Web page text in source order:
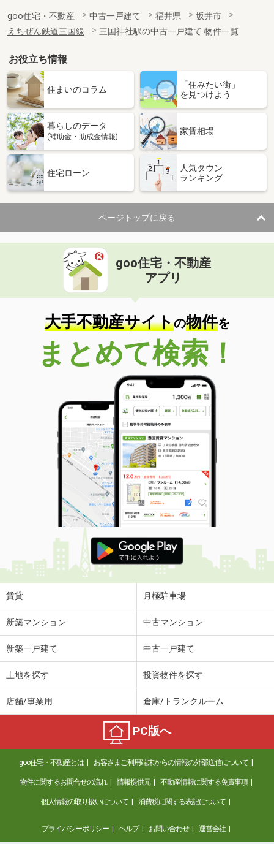
goo住宅・不動産 中古一戸建て 福井県
坂井市
えちぜん鉄道三国線
三国神社駅の中古一戸建て 物件一覧
お役立ち情報
住まいのコラム
「住みたい街」
を見つけよう
暮らしのデータ
(補助金・助成金情報)
家賃相場
住宅ローン
人気タウン
ランキング
ページトップに戻る
goo住宅・不動産
アプリ
大手不動産サイトの物件を
まとめて検索！
賃貸 月極駐車場
新築マンション 中古マンション
新築一戸建て 中古一戸建て
土地を探す 投資物件を探す
店舗/事業用 倉庫/トランクルーム
PC版へ
goo住宅・不動産とは お客さまご利用端末からの情報の外部送信について
物件に関するお問合せの流れ 情報提供元 不動産情報に関する免責事項
個人情報の取り扱いについて 消費税に関する表記について
プライバシーポリシー ヘルプ お問い合わせ 運営会社